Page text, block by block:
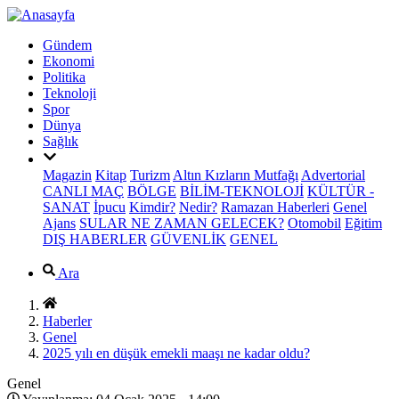
Gündem
Ekonomi
Politika
Teknoloji
Spor
Dünya
Sağlık
Magazin Kitap Turizm Altın Kızların Mutfağı Advertorial
CANLI MAÇ BÖLGE BİLİM-TEKNOLOJİ KÜLTÜR -
SANAT İpucu Kimdir? Nedir? Ramazan Haberleri Genel
Ajans SULAR NE ZAMAN GELECEK? Otomobil Eğitim
DIŞ HABERLER GÜVENLİK GENEL
Ara
Haberler
Genel
2025 yılı en düşük emekli maaşı ne kadar oldu?
Genel